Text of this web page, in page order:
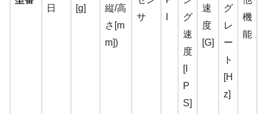
日
[g]
縦/高
さ[m
m])
サ
グ
速
度
[I
P
S]
速
度
[G]
グ
レ
ー
ト
[H
z]
機
能